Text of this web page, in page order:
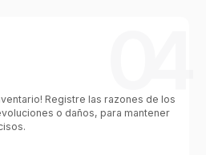
Registre las razones de los
o daños, para mantener